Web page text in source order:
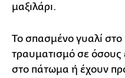
μαξιλάρι.
Το σπασμένο γυαλί στο
τραυματισμό σε όσους
στο πάτωμα ή έχουν